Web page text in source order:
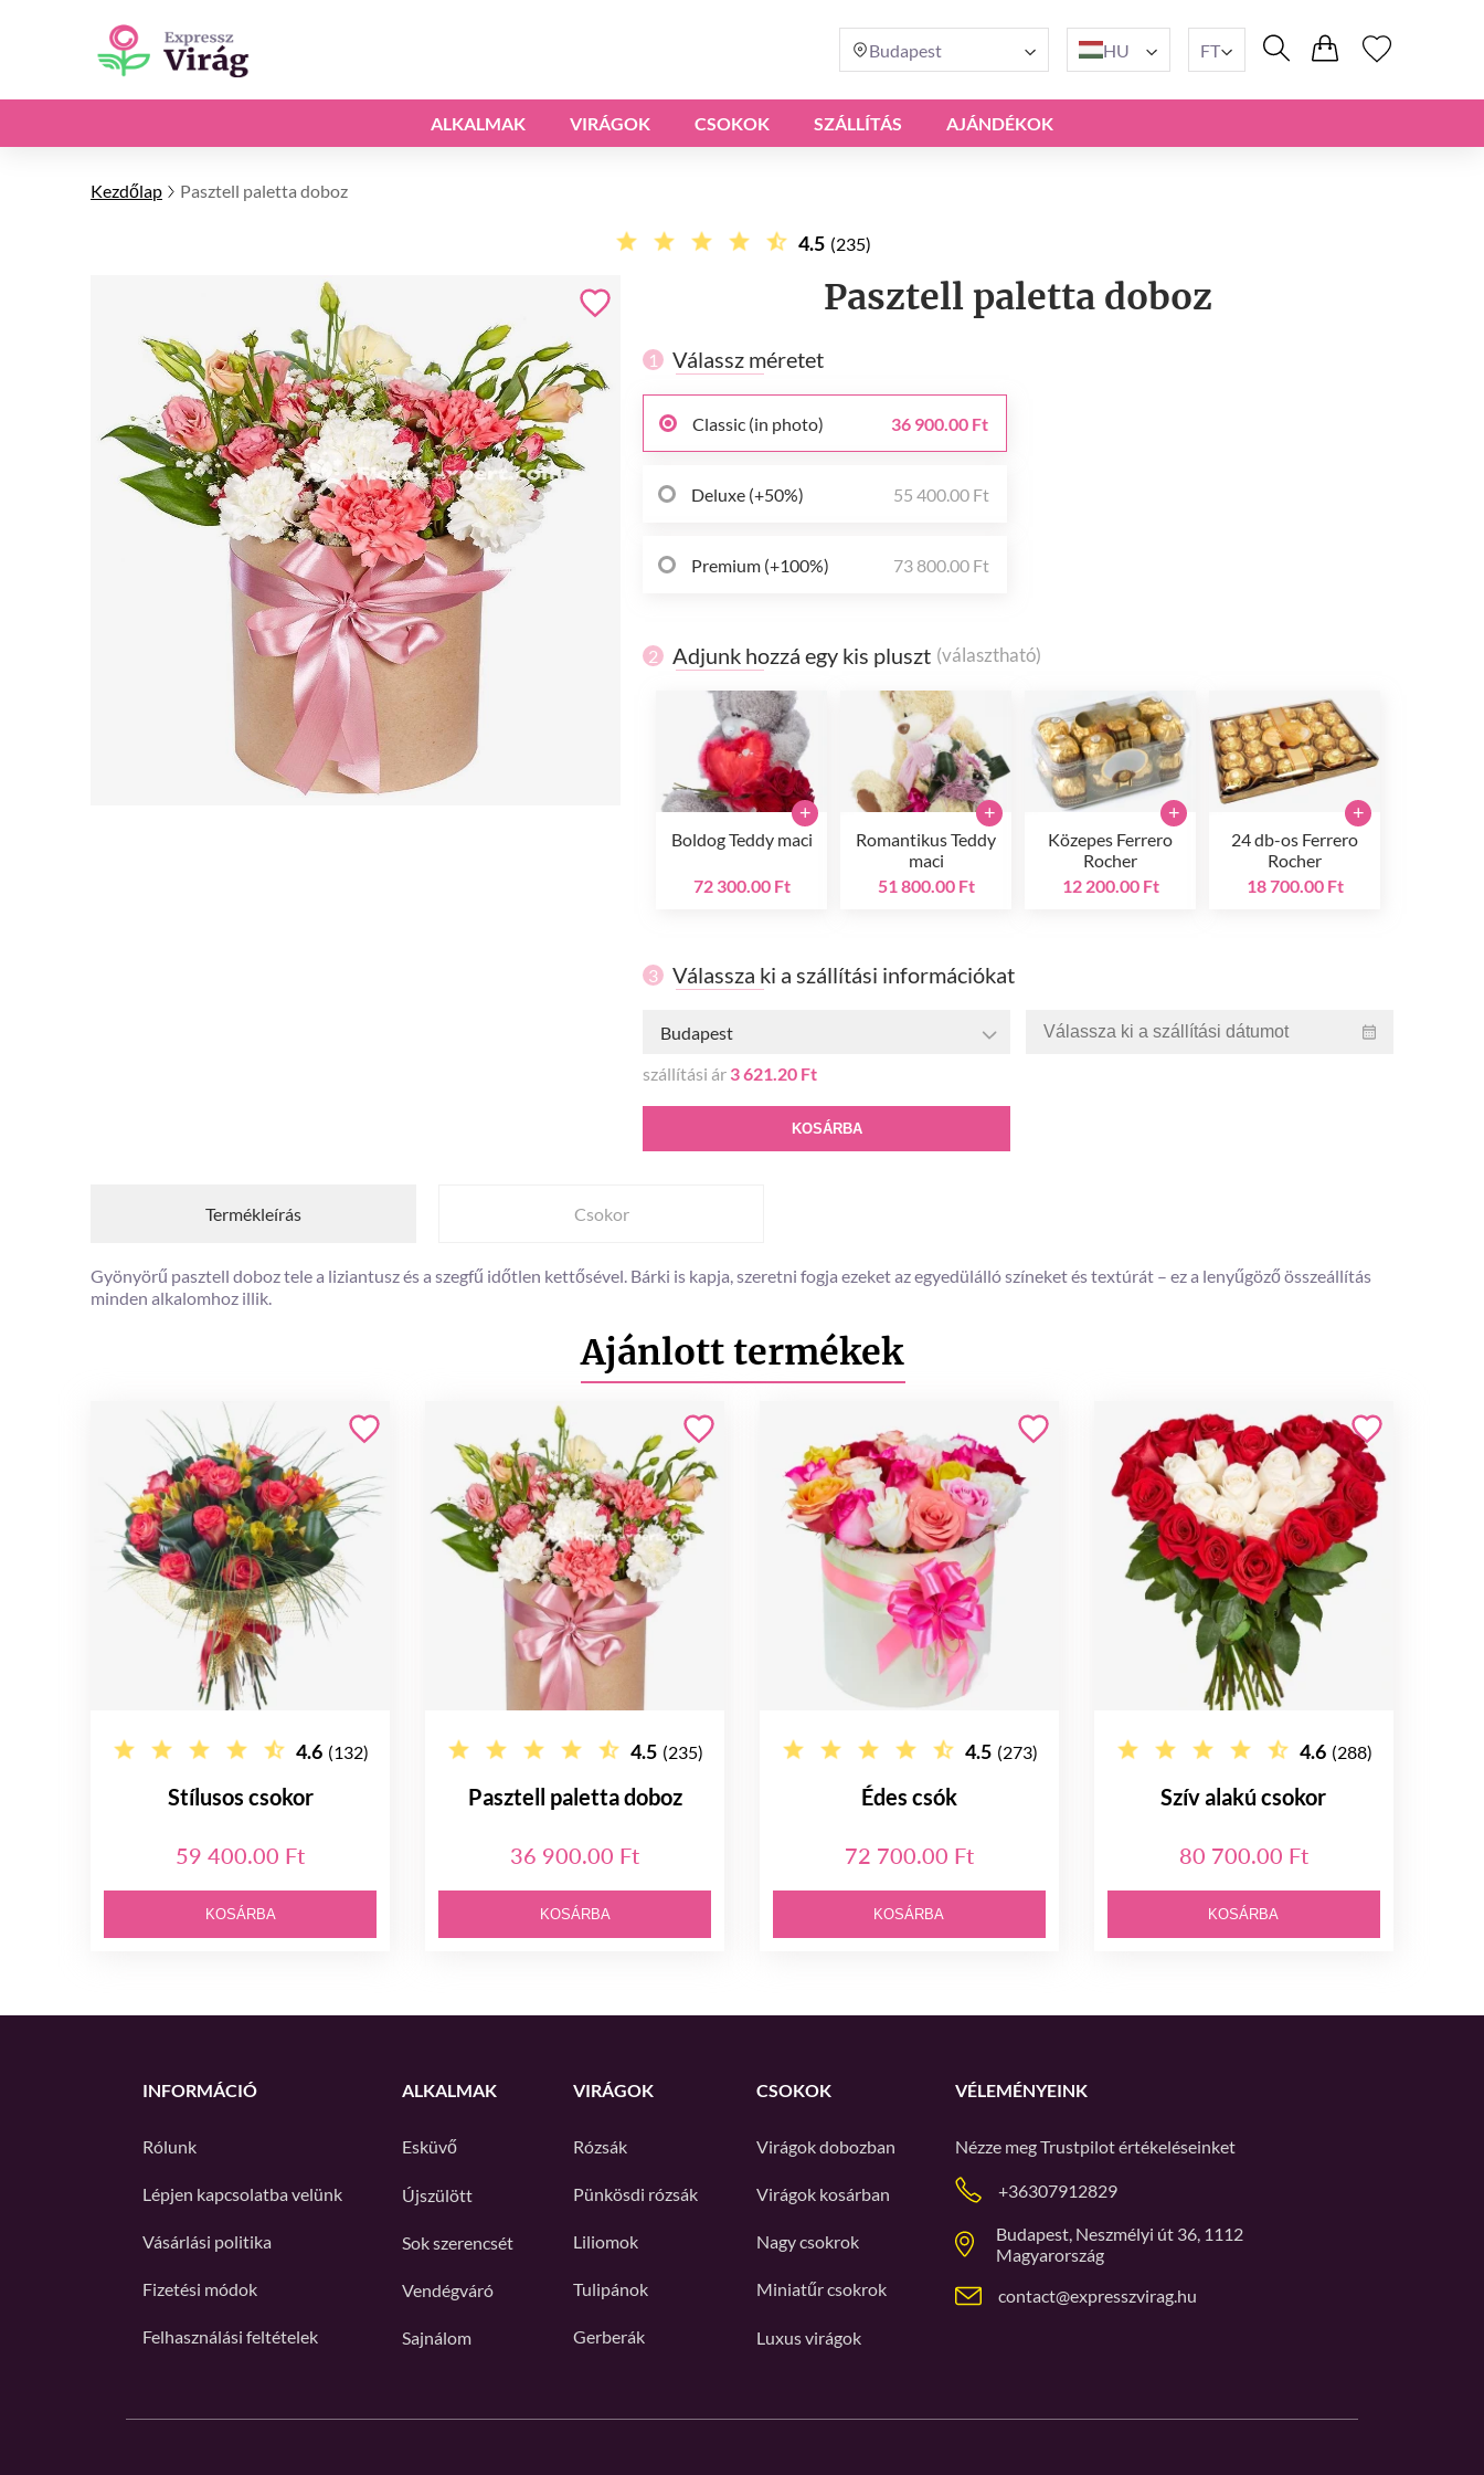
Budapest HU FT
ALKALMAK VIRÁGOK CSOKOK SZÁLLÍTÁS AJÁNDÉKOK
Kezdőlap Pasztell paletta doboz
4.5 (235)
Pasztell paletta doboz
1 Válassz méretet
Classic (in photo) 36 900.00 Ft
Deluxe (+50%) 55 400.00 Ft
Premium (+100%) 73 800.00 Ft
2 Adjunk hozzá egy kis pluszt (választható)
Boldog Teddy maci
72 300.00 Ft
+
Romantikus Teddy
maci
51 800.00 Ft
+
Közepes Ferrero
Rocher
12 200.00 Ft
+
24 db-os Ferrero
Rocher
18 700.00 Ft
+
3 Válassza ki a szállítási információkat
Budapest
szállítási ár 3 621.20 Ft
KOSÁRBA
Termékleírás Csokor
Gyönyörű pasztell doboz tele a liziantusz és a szegfű időtlen kettősével. Bárki is kapja, szeretni fogja ezeket az egyedülálló színeket és textúrát – ez a lenyűgöző összeállítás
minden alkalomhoz illik.
Ajánlott termékek
4.6 (132)
Stílusos csokor
59 400.00 Ft
KOSÁRBA
4.5 (235)
Pasztell paletta doboz
36 900.00 Ft
KOSÁRBA
4.5 (273)
Édes csók
72 700.00 Ft
KOSÁRBA
4.6 (288)
Szív alakú csokor
80 700.00 Ft
KOSÁRBA
INFORMÁCIÓ
Rólunk
Lépjen kapcsolatba velünk
Vásárlási politika
Fizetési módok
Felhasználási feltételek
ALKALMAK
Esküvő
Újszülött
Sok szerencsét
Vendégváró
Sajnálom
VIRÁGOK
Rózsák
Pünkösdi rózsák
Liliomok
Tulipánok
Gerberák
CSOKOK
Virágok dobozban
Virágok kosárban
Nagy csokrok
Miniatűr csokrok
Luxus virágok
VÉLEMÉNYEINK
Nézze megTrustpilotértékeléseinket
+36307912829
Budapest, Neszmélyi út 36, 1112
Magyarország
contact@expresszvirag.hu